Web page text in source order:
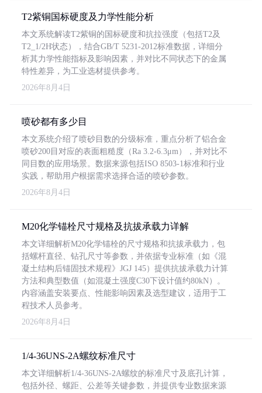
T2紫铜国标硬度及力学性能分析
本文系统解读T2紫铜的国标硬度和抗拉强度（包括T2及
T2_1/2H状态），结合GB/T 5231-2012标准数据，详细分
析其力学性能指标及影响因素，并对比不同状态下的金属
特性差异，为工业选材提供参考。
2026年8月4日
喷砂都有多少目
本文系统介绍了喷砂目数的分级标准，重点分析了铝合金
喷砂200目对应的表面粗糙度（Ra 3.2-6.3μm），并对比不
同目数的应用场景。数据来源包括ISO 8503-1标准和行业
实践，帮助用户根据需求选择合适的喷砂参数。
2026年8月4日
M20化学锚栓尺寸规格及抗拔承载力详解
本文详细解析M20化学锚栓的尺寸规格和抗拔承载力，包
括螺杆直径、钻孔尺寸等参数，并依据专业标准（如《混
凝土结构后锚固技术规程》JGJ 145）提供抗拔承载力计算
方法和典型数值（如混凝土强度C30下设计值约80kN）。
内容涵盖安装要点、性能影响因素及选型建议，适用于工
程技术人员参考。
2026年8月4日
1/4-36UNS-2A螺纹标准尺寸
本文详细解析1/4-36UNS-2A螺纹的标准尺寸及底孔计算，
包括外径、螺距、公差等关键参数，并提供专业数据来源